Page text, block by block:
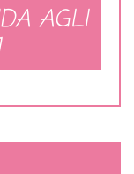
AGLI